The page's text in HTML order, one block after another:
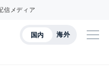
信メディア
国内 海外